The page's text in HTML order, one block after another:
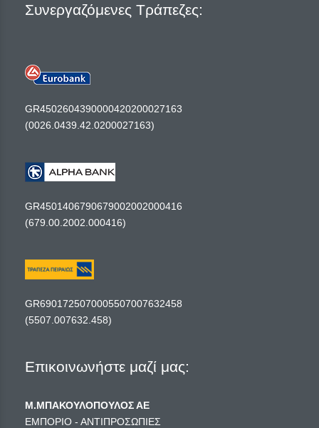
Συνεργαζόμενες Τράπεζες:
GR4502604390000420200027163
(0026.0439.42.0200027163)
GR4501406790679002002000416
(679.00.2002.000416)
GR6901725070005507007632458
(5507.007632.458)
Επικοινωνήστε μαζί μας:
Μ.ΜΠΑΚΟΥΛΟΠΟΥΛΟΣ ΑΕ
ΕΜΠΟΡΙΟ - ΑΝΤΙΠΡΟΣΩΠΙΕΣ